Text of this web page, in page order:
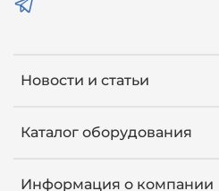
Новости и статьи
Каталог оборудования
Информация о компании